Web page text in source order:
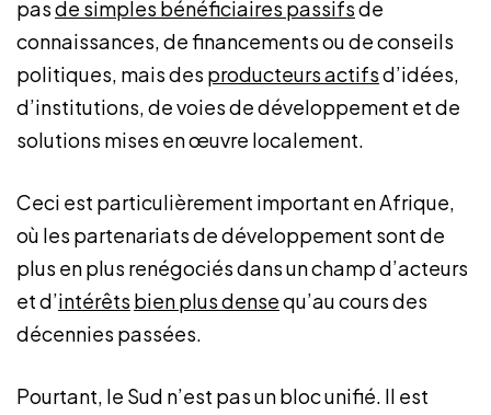
pasde simples bénéficiaires passifsde
connaissances, de financements ou de conseils
politiques, mais des producteurs actifsd’idées,
d’institutions, de voies de développement et de
solutions mises en œuvre localement.
Ceci est particulièrement important en Afrique,
où les partenariats de développement sont de
plus en plus renégociés dans un champ d’acteurs
et d’intérêts bien plus densequ’au cours des
décennies passées.
Pourtant, le Sud n’est pas un bloc unifié. Il est